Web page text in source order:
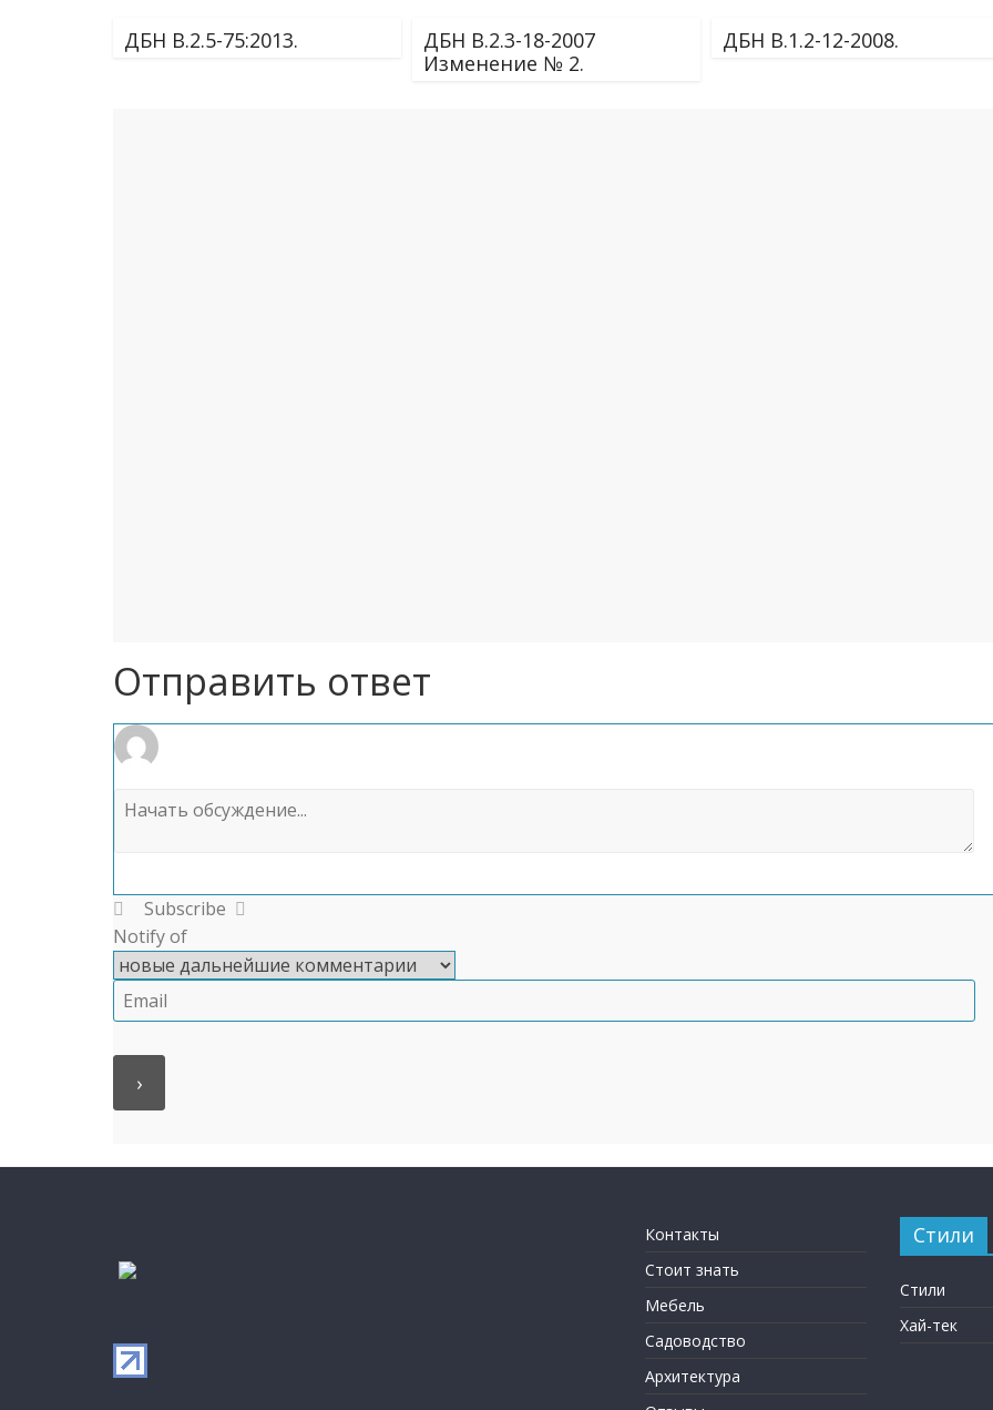
ДБН В.2.5-75:2013.
ДБН В.2.3-18-2007
Изменение № 2.
ДБН В.1.2-12-2008.
Отправить ответ
Subscribe
Notify of
Контакты
Стоит знать
Мебель
Садоводство
Архитектура
Стили
Стили
Хай-тек